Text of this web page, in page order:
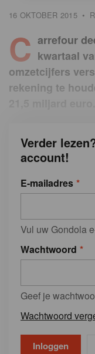
16 OKTOBER 2015 •
C arrefour
kwartaal
omzetcijfers
rekening te
Verder
account!
E-mailadres
Vul uw Gondola
Wachtwoord
Geef je
Wachtwoord